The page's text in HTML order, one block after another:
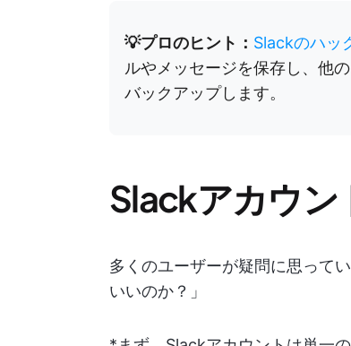
💡プロのヒント： Slackのハッ
ルやメッセージを保存し、他
バックアップします。
Slackアカウン
多くのユーザーが疑問に思って
いいのか？」